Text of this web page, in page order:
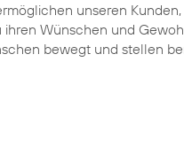
unseren
ihren Wünschen und
bewegt und stellen